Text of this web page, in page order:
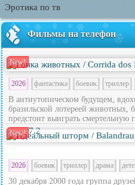
Эротика по тв
Фильмы на телефон
New!
2026 фантастика боевик триллер
В антиутопическом будущем,
бразильской лотереей животных,
предстоит выиграть смертельную
New! 7.2
2026 боевик триллер драма
30 декабря 2000 года группа